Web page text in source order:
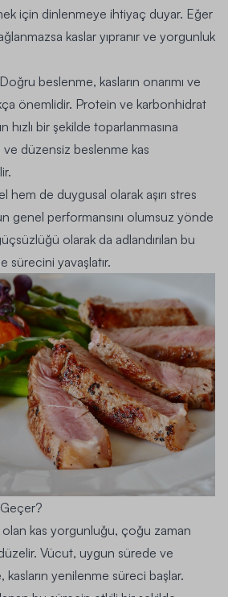
için dinlenmeye ihtiyaç duyar. Eğer
kaslar yıpranır ve yorgunluk
Doğru beslenme, kasların onarımı ve
önemlidir. Protein ve karbonhidrat
hızlı bir şekilde toparlanmasına
ve düzensiz beslenme kas
hem de duygusal olarak aşırı stres
genel performansını olumsuz yönde
olarak da adlandırılan bu
sürecini yavaşlatır.
olan kas yorgunluğu, çoğu zaman
Vücut, uygun sürede ve
yenilenme süreci başlar.